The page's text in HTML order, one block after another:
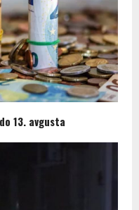
13. avgusta